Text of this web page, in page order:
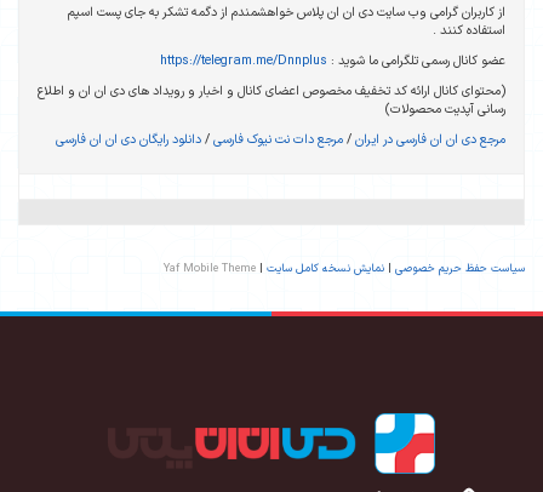
از کاربران گرامی وب سایت دی ان ان پلاس خواهشمندم از دگمه تشکر به جای پست اسپم
استفاده کنند .
عضو کانال رسمی تلگرامی ما شوید : https://telegram.me/Dnnplus
(محتوای کانال ارائه کد تخفیف مخصوص اعضای کانال و اخبار و رویداد های دی ان ان و اطلاع
رسانی آپدیت محصولات)
مرجع دی ان ان فارسی در ایران/مرجع دات نت نیوک فارسی/دانلود رایگان دی ان ان فارسی
سیاست حفظ حریم خصوصی | نمایش نسخه کامل سایت |
Yaf Mobile Theme